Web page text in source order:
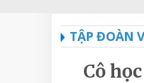
TẬP ĐOÀN
Cô